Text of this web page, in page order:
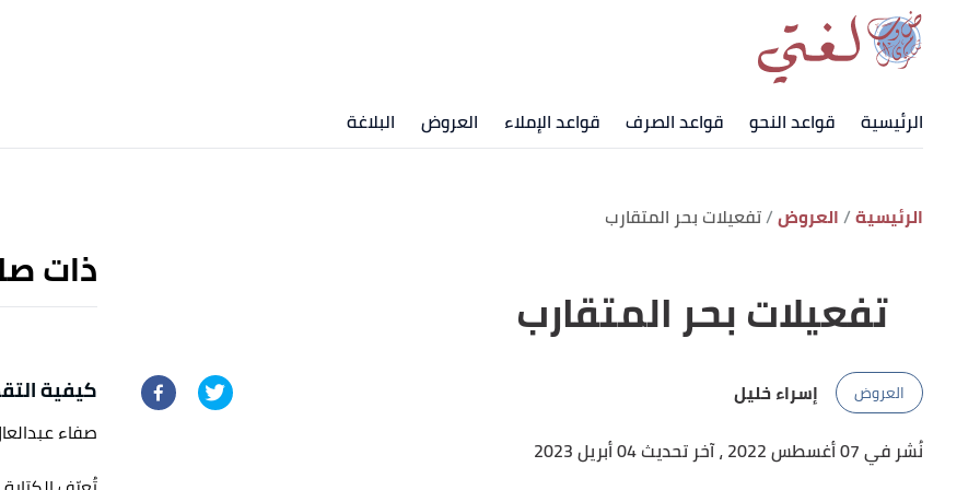
الرئيسية قواعد النحو قواعد الصرف قواعد الإملاء العروض البلاغة
الرئيسية العروض تفعيلات بحر المتقارب
تفعيلات بحر المتقارب
العروض
إسراء خليل
نُشر في 07 أغسطس 2022
، آخر تحديث 04 أبريل 2023
ذات
كيفية
صفاء